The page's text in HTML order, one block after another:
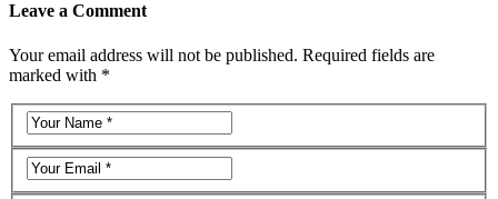
Leave a Comment
Your email address will not be published. Required fields are
marked with *